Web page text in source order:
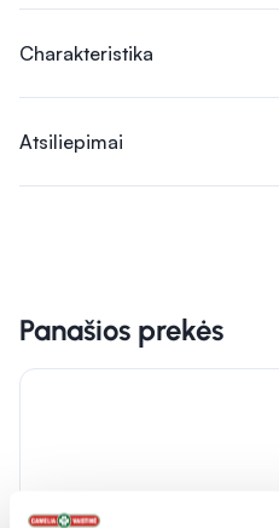
Charakteristika
Atsiliepimai
Panašios prekės